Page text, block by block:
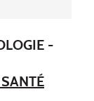
-